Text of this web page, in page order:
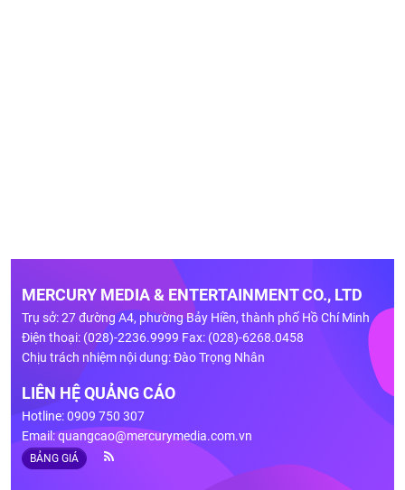
MERCURY MEDIA & ENTERTAINMENT CO., LTD
Trụ sở: 27 đường A4, phường Bảy Hiền, thành phố Hồ Chí Minh
Điện thoại: (028)-2236.9999 Fax: (028)-6268.0458
Chịu trách nhiệm nội dung: Đào Trọng Nhân
LIÊN HỆ QUẢNG CÁO
Hotline: 0909 750 307
Email:quangcao@mercurymedia.com.vn
BẢNG GIÁ